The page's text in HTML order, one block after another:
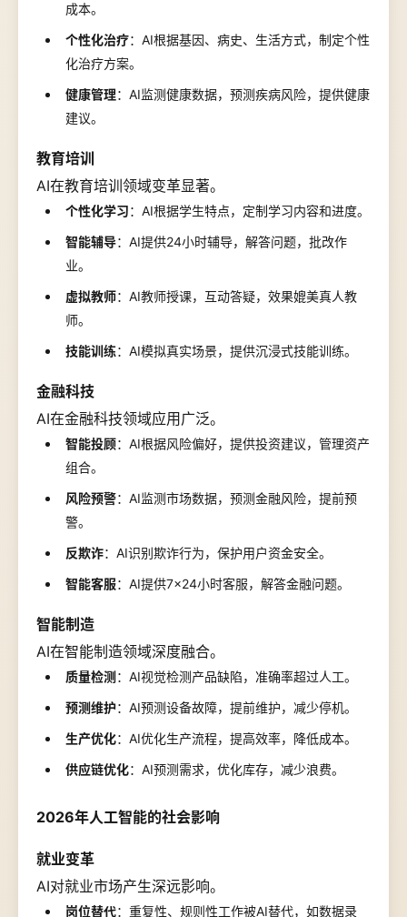
成本。
个性化治疗：AI根据基因、病史、生活方式，制定个性
化治疗方案。
健康管理：AI监测健康数据，预测疾病风险，提供健康
建议。
教育培训
AI在教育培训领域变革显著。
个性化学习：AI根据学生特点，定制学习内容和进度。
智能辅导：AI提供24小时辅导，解答问题，批改作
业。
虚拟教师：AI教师授课，互动答疑，效果媲美真人教
师。
技能训练：AI模拟真实场景，提供沉浸式技能训练。
金融科技
AI在金融科技领域应用广泛。
智能投顾：AI根据风险偏好，提供投资建议，管理资产
组合。
风险预警：AI监测市场数据，预测金融风险，提前预
警。
反欺诈：AI识别欺诈行为，保护用户资金安全。
智能客服：AI提供7×24小时客服，解答金融问题。
智能制造
AI在智能制造领域深度融合。
质量检测：AI视觉检测产品缺陷，准确率超过人工。
预测维护：AI预测设备故障，提前维护，减少停机。
生产优化：AI优化生产流程，提高效率，降低成本。
供应链优化：AI预测需求，优化库存，减少浪费。
2026年人工智能的社会影响
就业变革
AI对就业市场产生深远影响。
岗位替代：重复性、规则性工作被AI替代，如数据录